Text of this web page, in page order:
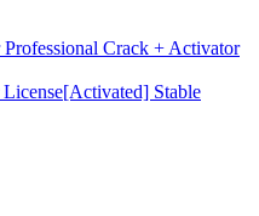
Professional Crack + Activator
Stable